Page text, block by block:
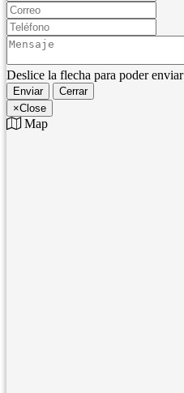
Teléfono:
Mensaje:
Deslice la flecha para poder enviar
Enviar
Cerrar
×Close
Map